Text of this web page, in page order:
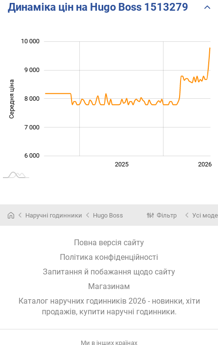
Динаміка цін на Hugo Boss 1513279
Середня ціна 10 000
6 000
7 000
8 000
9 000
10 000
2025 2026
Наручні годинники Hugo Boss Фільтр Усі
Повна версія сайту
Політика конфіденційності
Запитання й побажання щодо сайту
Магазинам
Каталог наручних годинників 2026 - новинки, хіти
продажів, купити наручні годинники.
Ми в інших країнах